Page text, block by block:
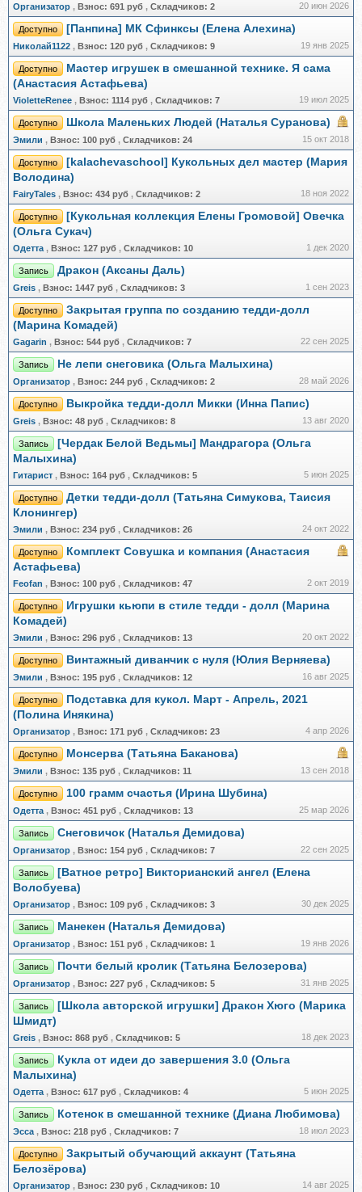
Организатор , Взнос: 691 руб , Складчиков: 2 20 июн 2026
Доступно [Панпина] МК Сфинксы (Елена Алехина)
Николай1122 , Взнос: 120 руб , Складчиков: 9 19 янв 2025
Доступно
Мастер игрушек в смешанной технике. Я сама
(Анастасия Астафьева)
VioletteRenee , Взнос: 1114 руб , Складчиков: 7 19 июл 2025
Доступно Школа Маленьких Людей (Наталья Суранова)
Эмили , Взнос: 100 руб , Складчиков: 24 15 окт 2018
Доступно
[kalachevaschool] Кукольных дел мастер (Мария
Володина)
FairyTales , Взнос: 434 руб , Складчиков: 2 18 ноя 2022
Доступно
[Кукольная коллекция Елены Громовой] Овечка
(Ольга Сукач)
Одетта , Взнос: 127 руб , Складчиков: 10 1 дек 2020
Запись Дракон (Аксаны Даль)
Greis , Взнос: 1447 руб , Складчиков: 3 1 сен 2023
Доступно
Закрытая группа по созданию тедди-долл
(Марина Комадей)
Gagarin , Взнос: 544 руб , Складчиков: 7 22 сен 2025
Запись Не лепи снеговика (Ольга Малыхина)
Организатор , Взнос: 244 руб , Складчиков: 2 28 май 2026
Доступно Выкройка тедди-долл Микки (Инна Папис)
Greis , Взнос: 48 руб , Складчиков: 8 13 авг 2020
Запись
[Чердак Белой Ведьмы] Мандрагора (Ольга
Малыхина)
Гитарист , Взнос: 164 руб , Складчиков: 5 5 июн 2025
Доступно
Детки тедди-долл (Татьяна Симукова, Таисия
Клонингер)
Эмили , Взнос: 234 руб , Складчиков: 26 24 окт 2022
Доступно
Комплект Совушка и компания (Анастасия
Астафьева)
Feоfan , Взнос: 100 руб , Складчиков: 47 2 окт 2019
Доступно
Игрушки кьюпи в стиле тедди - долл (Марина
Комадей)
Эмили , Взнос: 296 руб , Складчиков: 13 20 окт 2022
Доступно Винтажный диванчик с нуля (Юлия Верняева)
Эмили , Взнос: 195 руб , Складчиков: 12 16 авг 2025
Доступно
Подставка для кукол. Март - Апрель, 2021
(Полина Инякина)
Организатор , Взнос: 171 руб , Складчиков: 23 4 апр 2026
Доступно Монсерва (Татьяна Баканова)
Эмили , Взнос: 135 руб , Складчиков: 11 13 сен 2018
Доступно 100 грамм счастья (Ирина Шубина)
Одетта , Взнос: 451 руб , Складчиков: 13 25 мар 2026
Запись Снеговичок (Наталья Демидова)
Организатор , Взнос: 154 руб , Складчиков: 7 22 сен 2025
Запись
[Ватное ретро] Викторианский ангел (Елена
Волобуева)
Организатор , Взнос: 109 руб , Складчиков: 3 30 дек 2025
Запись Манекен (Наталья Демидова)
Организатор , Взнос: 151 руб , Складчиков: 1 19 янв 2026
Запись Почти белый кролик (Татьяна Белозерова)
Организатор , Взнос: 227 руб , Складчиков: 5 31 янв 2025
Запись
[Школа авторской игрушки] Дракон Хюго (Марика
Шмидт)
Greis , Взнос: 868 руб , Складчиков: 5 18 дек 2023
Запись
Кукла от идеи до завершения 3.0 (Ольга
Малыхина)
Одетта , Взнос: 617 руб , Складчиков: 4 5 июн 2025
Запись Котенок в смешанной технике (Диана Любимова)
Эсса , Взнос: 218 руб , Складчиков: 7 18 июл 2023
Доступно
Закрытый обучающий аккаунт (Татьяна
Белозёрова)
Организатор , Взнос: 230 руб , Складчиков: 10 14 авг 2025